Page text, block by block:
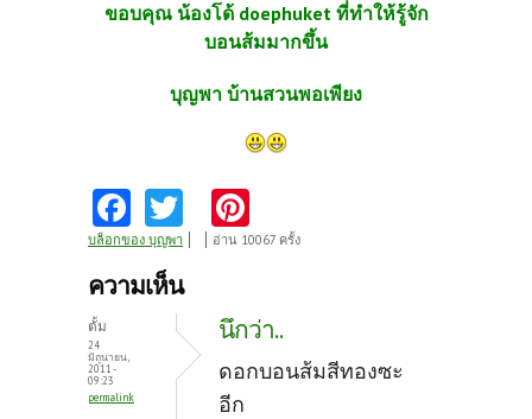
ขอบคุณ น้องโด้ doephuket ที่ทำให้รู้จัก
บอนส้มมากขึ้น
บุญพา บ้านสวนพอเพียง
Fa
ce
b
k
w
itt
nt
es
t
บล็อกของ บุญพา อ่าน 10067 ครั้ง
ความเห็น
ตั้ม
24
มิถุนายน,
2011 -
09:23
permalink
นึกว่า..
ดอกบอนส้มสีทองซะ
อีก